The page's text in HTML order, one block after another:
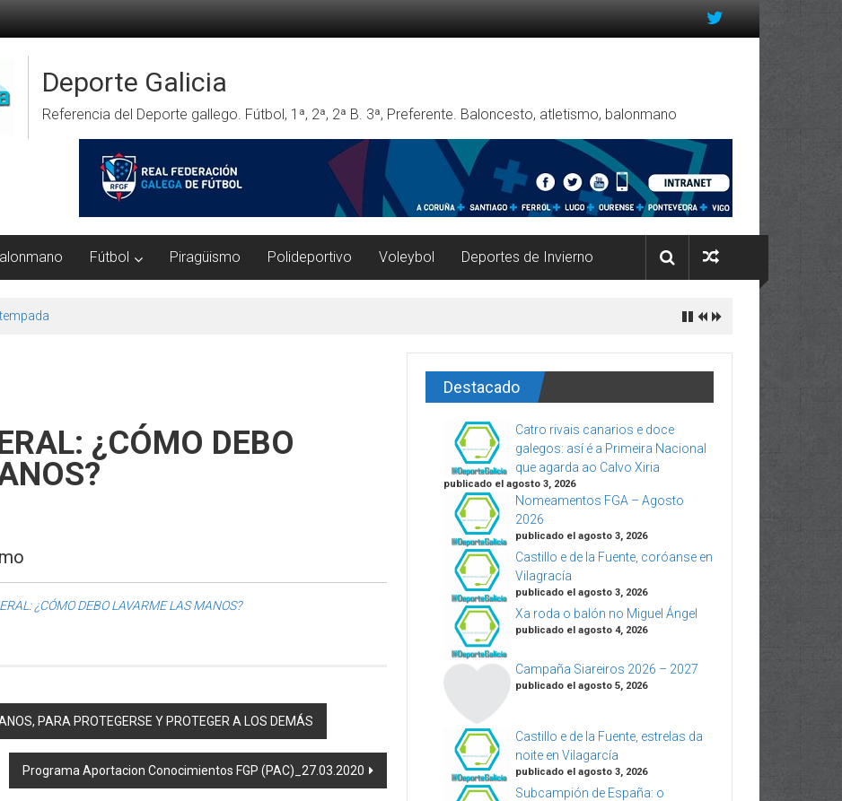
Deporte Galicia
Referencia del Deporte gallego. Fútbol, 1ª, 2ª, 2ª B. 3ª, Preferente. Baloncesto, atletismo, balonmano
Fútbol Piragüismo Polideportivo Voleybol Deportes de Invierno
¿CÓMO DEBO
¿CÓMO DEBO LAVARME LAS MANOS?
PARA PROTEGERSE Y PROTEGER A LOS DEMÁS
Programa Aportacion Conocimientos FGP (PAC)_27.03.2020
Destacado
Catro rivais canarios e doce
galegos: así é a Primeira Nacional
que agarda ao Calvo Xiria
publicado el agosto 3, 2026
Nomeamentos FGA – Agosto
2026
publicado el agosto 3, 2026
Castillo e de la Fuente, coróanse en
Vilagracía
publicado el agosto 3, 2026
Xa roda o balón no Miguel Ángel
publicado el agosto 4, 2026
Campaña Siareiros 2026 – 2027
publicado el agosto 5, 2026
Castillo e de la Fuente, estrelas da
noite en Vilagarcía
publicado el agosto 3, 2026
Subcampión de España: o